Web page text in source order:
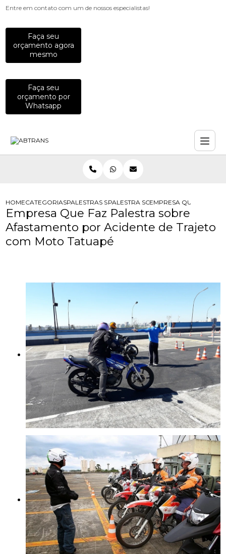
Entre em contato com um de nossos especialistas!
Faça seu
orçamento agora
mesmo
Faça seu
orçamento por
Whatsapp
HOMECATEGORIASPALESTRAS SOBRE TRANSITO
PALESTRA SOBRE REDUCAO DE
EMPRESA QUE FAZ
Empresa Que Faz Palestra sobre
Afastamento por Acidente de Trajeto
com Moto Tatuapé